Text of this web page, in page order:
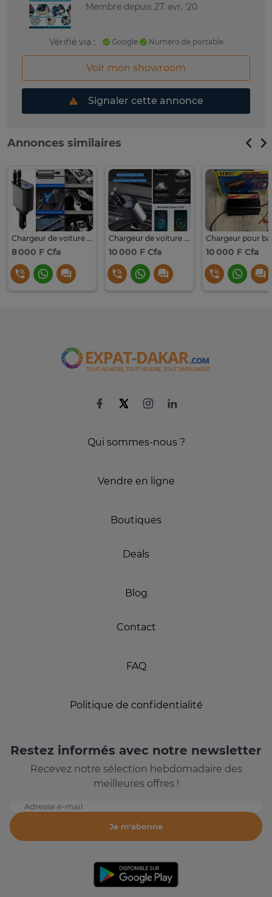
Membre depuis 27. avr. '20
Vérifié via : Google Numéro de portable
Voir mon showroom
Signaler cette annonce
Annonces similaires
Chargeur de voiture rapide 4-en-1 - CALUS CAR06 - 66W
8 000 F Cfa
Chargeur de voiture rétractable 4 en 1, Charge rapide 66W
10 000 F Cfa 10 000 F Cfa
Qui sommes-nous ?
Vendre en ligne
Boutiques
Deals
Blog
Contact
FAQ
Politique de confidentialité
Restez informés avec notre newsletter
Recevez notre sélection hebdomadaire des
meilleures offres !
Adresse e-mail
Je m'abonne